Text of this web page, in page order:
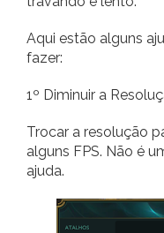
Aqui estão alguns
fazer:
1º Diminuir a
Trocar a resolução
alguns FPS. Não é
ajuda.